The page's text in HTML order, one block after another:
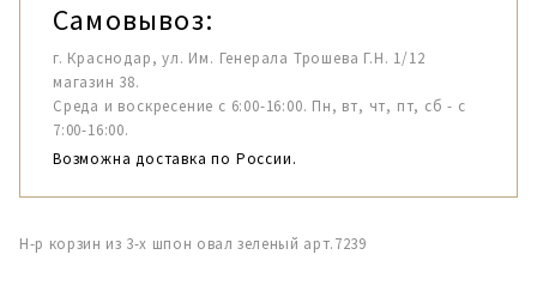
Самовывоз:
г. Краснодар, ул. Им. Генерала Трошева Г.Н. 1/12
магазин 38.
Среда и воскресение с 6:00-16:00. Пн, вт, чт, пт, сб - с
7:00-16:00.
Возможна доставка по России.
Н-р корзин из 3-х шпон овал зеленый арт.7239